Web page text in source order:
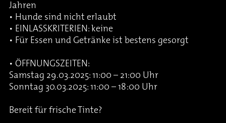
Jahren
• Hunde sind nicht erlaubt
• EINLASSKRITERIEN: keine
• Für Essen und Getränke ist bestens gesorgt
• ÖFFNUNGSZEITEN:
Samstag 29.03.2025: 11:00 – 21:00 Uhr
Sonntag 30.03.2025: 11:00 – 18:00 Uhr
Bereit für frische Tinte?